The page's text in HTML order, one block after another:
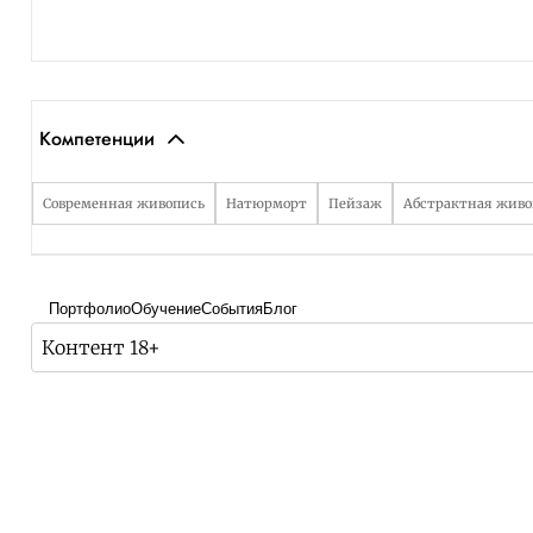
Компетенции
Современная живопись Натюрморт Пейзаж Абстрактная
ПортфолиоОбучениеСобытияБлог
Контент 18+